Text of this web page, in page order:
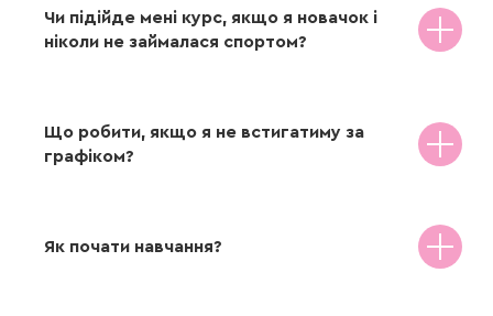
гормональний
🎧 Лекція:продукти, вода і режим при
гормональному дисбалансі
Погоджуюся з умовами П ублічної
оферти
Чи підійде мені курс, якщо я новачок і
ніколи не займалася спортом?
Що робити, якщо я не встигатиму за
графіком?
Як почати навчання?